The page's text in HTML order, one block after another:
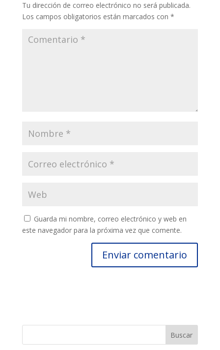
Tu dirección de correo electrónico no será publicada.
Los campos obligatorios están marcados con *
Guarda mi nombre, correo electrónico y web en
este navegador para la próxima vez que comente.